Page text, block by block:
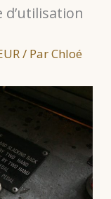
/ ParChloé